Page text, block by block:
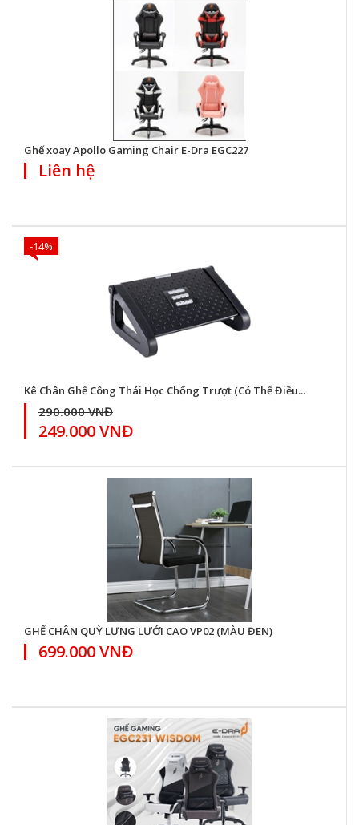
Ghế xoay Apollo Gaming Chair E-Dra EGC227
Liên hệ
-14%
Kê Chân Ghế Công Thái Học Chống Trượt (Có Thể Điều...
290.000 VNĐ
249.000 VNĐ
GHẾ CHÂN QUỲ LƯNG LƯỚI CAO VP02 (MÀU ĐEN)
699.000 VNĐ